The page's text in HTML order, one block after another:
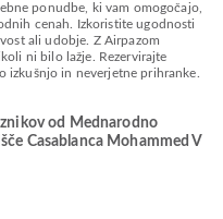
ponudbe, ki vam omogočajo,
cenah. Izkoristite ugodnosti
ali udobje. Z Airpazom
ni bilo lažje. Rezervirajte
izkušnjo in neverjetne prihranke.
od Mednarodno
Casablanca Mohammed V